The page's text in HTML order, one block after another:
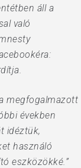
áll a
való
megfogalmazott
években
idéztük,
használó
eszközökké.”